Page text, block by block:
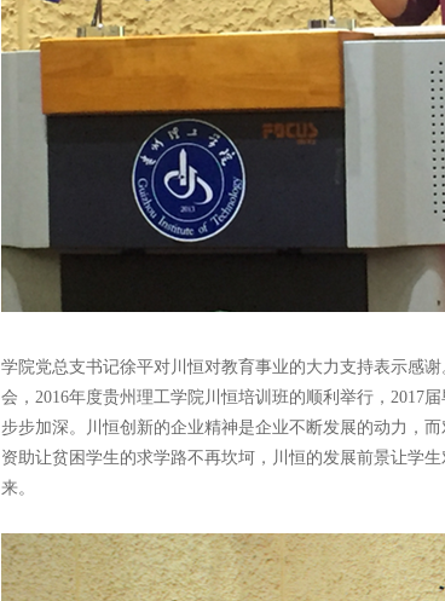
学院党总支书记徐平对川恒对教育事业的大力支持表示感谢
会，2016年度贵州理工学院川恒培训班的顺利举行，2017
步步加深。川恒创新的企业精神是企业不断发展的动力，
资助让贫困学生的求学路不再坎坷，川恒的发展前景让学
来。